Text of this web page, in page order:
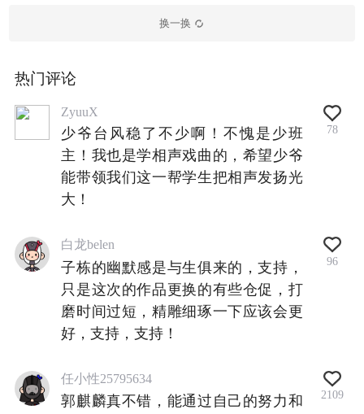
换一换
热门评论
ZyuuX
少爷台风稳了不少啊！不愧是少班
主！我也是学相声戏曲的，希望少爷
能带领我们这一帮学生把相声发扬光
大！
78
白龙belen
子栋的幽默感是与生俱来的，支持，
只是这次的作品更换的有些仓促，打
磨时间过短，精雕细琢一下应该会更
好，支持，支持！
96
任小性25795634
郭麒麟真不错，能通过自己的努力和
2109